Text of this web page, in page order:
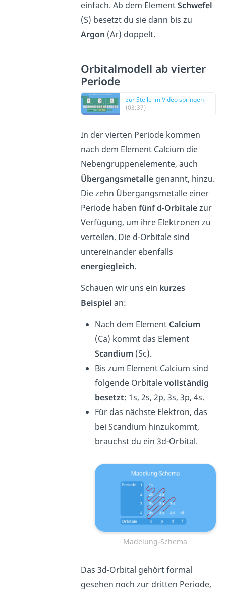
einfach. Ab dem ElementSchwefel
(S) besetzt du sie dann bis zu
Argon (Ar) doppelt.
Orbitalmodell ab vierter
Periode
zur Stelle im Video springen
(03:37)
In der vierten Periode kommen
nach dem Element Calcium die
Nebengruppenelemente, auch
Übergangsmetallegenannt, hinzu.
Die zehn Übergangsmetalle einer
Periode haben fünf d-Orbitalezur
Verfügung, um ihre Elektronen zu
verteilen. Die d-Orbitale sind
untereinander ebenfalls
energiegleich.
Schauen wir uns ein kurzes
Beispiel an:
Nach dem Element Calcium
(Ca) kommt das Element
Scandium(Sc).
Bis zum Element Calcium sind
folgende Orbitalevollständig
besetzt: 1s, 2s, 2p, 3s, 3p, 4s.
Für das nächste Elektron, das
bei Scandium hinzukommt,
brauchst du ein 3d-Orbital.
Madelung-Schema
Das 3d-Orbital gehört formal
gesehen noch zur dritten Periode,